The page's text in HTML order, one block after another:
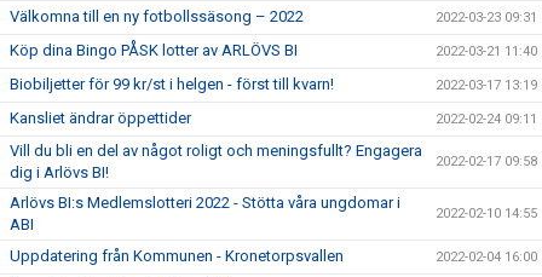
Välkomna till en ny fotbollssäsong – 2022 2022-03-23 09:31
Köp dina Bingo PÅSK lotter av ARLÖVS BI 2022-03-21 11:40
Biobiljetter för 99 kr/st i helgen - först till kvarn! 2022-03-17 13:19
Kansliet ändrar öppettider 2022-02-24 09:11
Vill du bli en del av något roligt och meningsfullt? Engagera
dig i Arlövs BI!
2022-02-17 09:58
Arlövs BI:s Medlemslotteri 2022 - Stötta våra ungdomar i
ABI
2022-02-10 14:55
Uppdatering från Kommunen - Kronetorpsvallen 2022-02-04 16:00